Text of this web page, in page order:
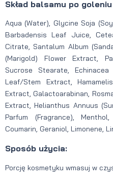
Skład balsamu po
Aqua (Water), Glycine Soja
Barbadensis Leaf Juice,
Citrate, Santalum Album
(Marigold) Flower Extract,
Sucrose Stearate,
Leaf/Stem Extract,
Extract, Galactoarabinan,
Extract, Helianthus Annuus
Parfum (Fragrance),
Coumarin, Geraniol, Limonene,
Sposób użycia:
Porcję kosmetyku wmasuj w